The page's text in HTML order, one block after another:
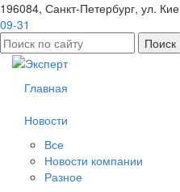
196084, Санкт-Петербург, ул.
09-31
Найти:
Главная
Новости
Все
Новости компании
Разное